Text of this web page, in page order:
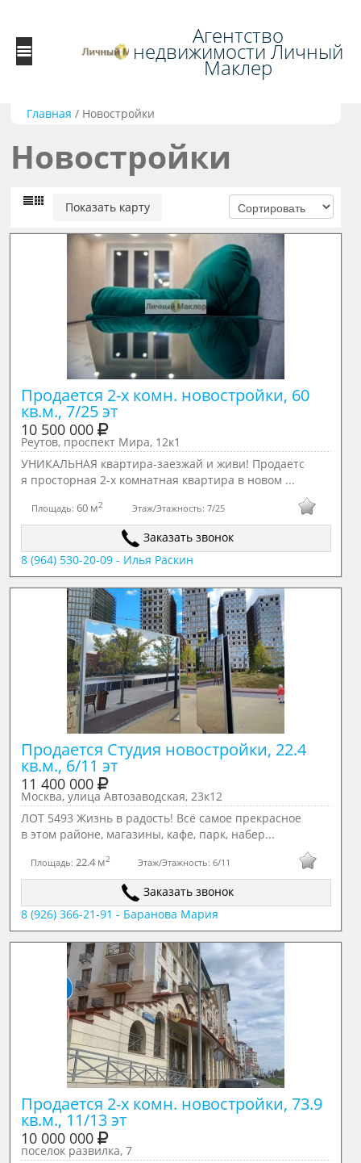
Агентство
недвижимости Личный
Маклер
Главная / Новостройки
Новостройки
Показать карту
Продается 2-х комн. новостройки, 60
кв.м., 7/25 эт
10 500 000
Реутов, проспект Мира, 12к1
УНИКАЛЬНАЯ квартира-заезжай и живи! Продаетс
я просторная 2-х комнатная квартира в новом ...
Площадь: 60 м2 Этаж/Этажность:7/25
Заказать звонок
8 (964) 530-20-09 - Илья Раскин
Продается Студия новостройки, 22.4
кв.м., 6/11 эт
11 400 000
Москва, улица Автозаводская, 23к12
ЛОТ 5493 Жизнь в радость! Всё самое прекрасное
в этом районе, магазины, кафе, парк, набер...
Площадь: 22.4 м2 Этаж/Этажность:6/11
Заказать звонок
8 (926) 366-21-91 - Баранова Мария
Продается 2-х комн. новостройки, 73.9
кв.м., 11/13 эт
10 000 000
поселок развилка, 7